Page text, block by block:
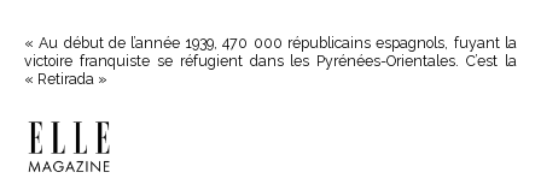
« Au début de l’année 1939, 470 000 républicains espagnols, fuyant la
victoire franquiste se réfugient dans les Pyrénées-Orientales. C’est la
« Retirada »